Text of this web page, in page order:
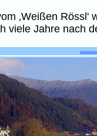
‚Weißen
viele Jahre nach